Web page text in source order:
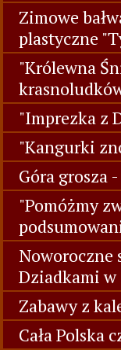
Zimowe
plastyczne
"Królewna
"Imprezka z
"Kangurki
Góra grosza
"Pomóżmy
Noworoczne
Dziadkami
Zabawy z
Cała Polska